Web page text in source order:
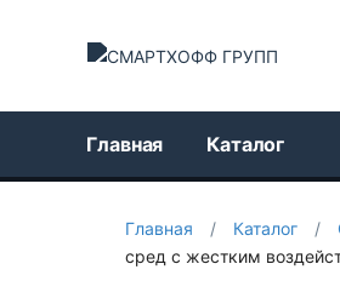
Главная Каталог
Главная / Каталог /
сред с жестким